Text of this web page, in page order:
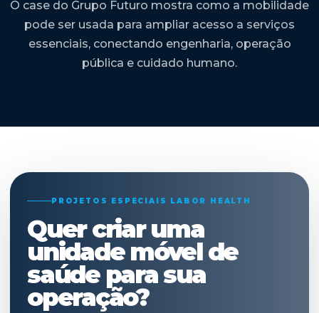
O case do Grupo Futuro mostra como a mobilidade
pode ser usada para ampliar acesso a serviços
essenciais, conectando engenharia, operação
pública e cuidado humano.
PROJETOS ESPECIAIS LABOR HEALTH
Quer criar uma
unidade móvel de
saúde para sua
operação?